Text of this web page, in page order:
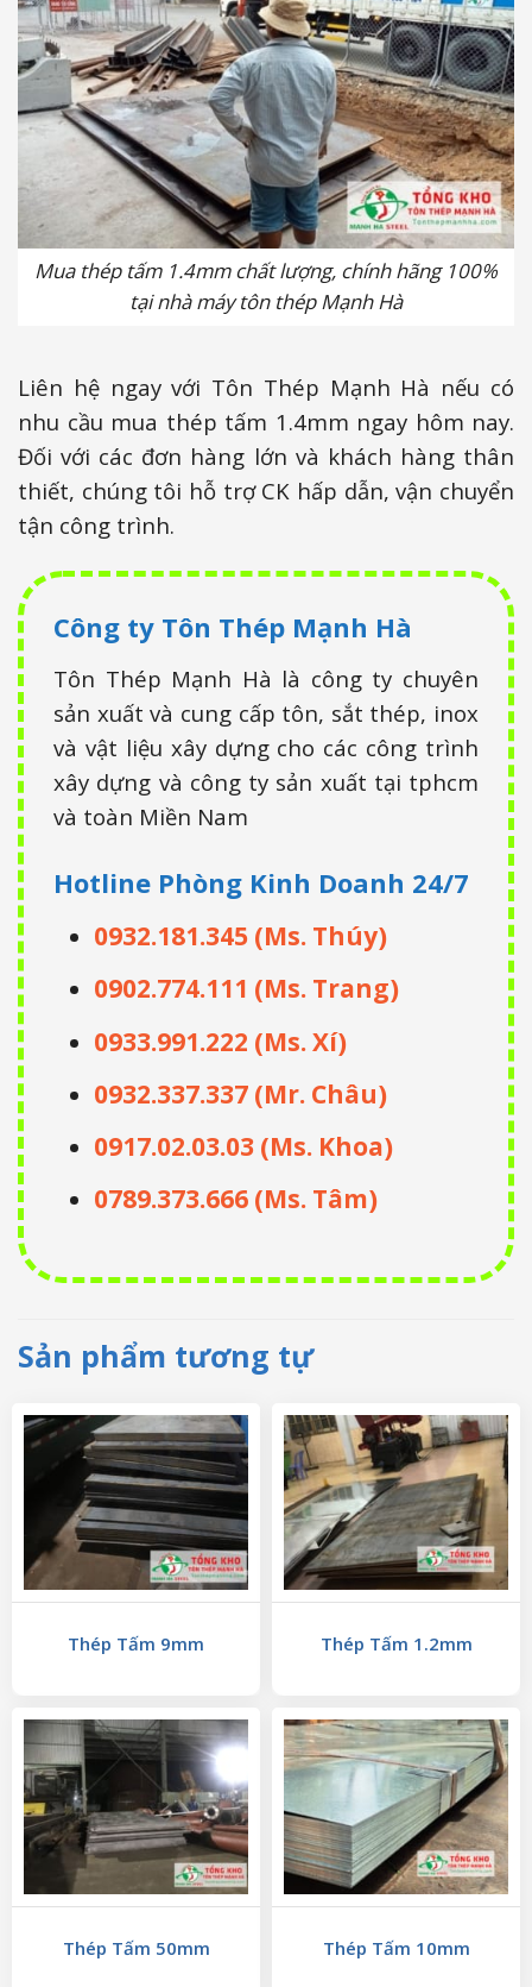
Mua thép tấm 1.4mm chất lượng, chính hãng 100%
tại nhà máy tôn thép Mạnh Hà
Liên hệ ngay với Tôn Thép Mạnh Hà nếu có
nhu cầu mua thép tấm 1.4mm ngay hôm nay.
Đối với các đơn hàng lớn và khách hàng thân
thiết, chúng tôi hỗ trợ CK hấp dẫn, vận chuyển
tận công trình.
Công ty Tôn Thép Mạnh Hà
Tôn Thép Mạnh Hà là công ty chuyên
sản xuất và cung cấp tôn, sắt thép, inox
và vật liệu xây dựng cho các công trình
xây dựng và công ty sản xuất tại tphcm
và toàn Miền Nam
Hotline Phòng Kinh Doanh 24/7
0932.181.345 (Ms. Thúy)
0902.774.111 (Ms. Trang)
0933.991.222 (Ms. Xí)
0932.337.337 (Mr. Châu)
0917.02.03.03 (Ms. Khoa)
0789.373.666 (Ms. Tâm)
Sản phẩm tương tự
Thép Tấm 9mm Thép Tấm 1.2mm
Thép Tấm 50mm Thép Tấm 10mm